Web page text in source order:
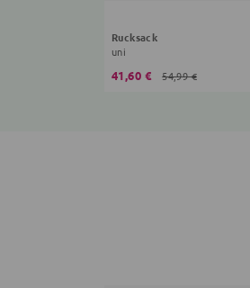
Rucksack
uni
41,60 € 54,99 €